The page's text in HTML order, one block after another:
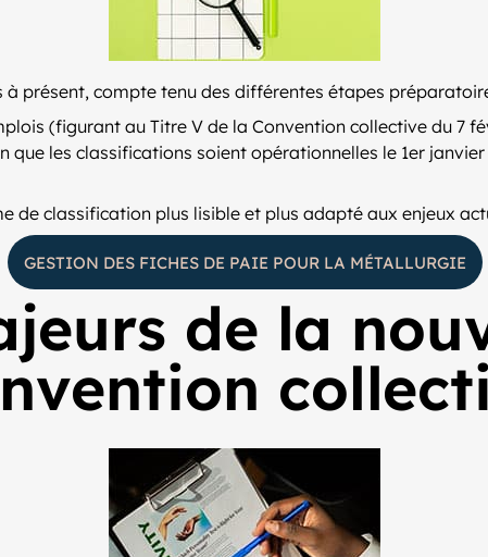
présent, compte tenu des différentes étapes
(figurant au Titre V de la Convention collective du 7
que les classifications soient opérationnelles le 1er
de classification plus lisible et plus adapté aux enjeux
GESTION DES FICHES DE PAIE POUR LA MÉTALLURGIE
de la